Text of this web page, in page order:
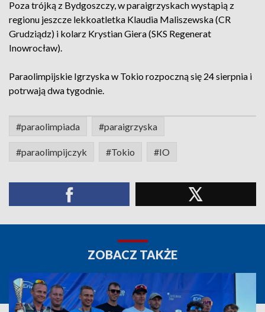
Poza trójką z Bydgoszczy, w paraigrzyskach wystąpią z
regionu jeszcze lekkoatletka Klaudia Maliszewska (CR
Grudziądz) i kolarz Krystian Giera (SKS Regenerat
Inowrocław).
Paraolimpijskie Igrzyska w Tokio rozpoczną się 24 sierpnia i
potrwają dwa tygodnie.
#paraolimpiada #paraigrzyska
#paraolimpijczyk #Tokio #IO
ZOBACZ TAKŻE